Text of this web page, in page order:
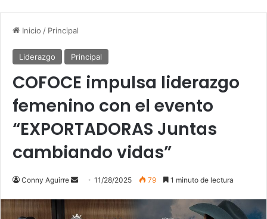
Inicio / Principal
Liderazgo Principal
COFOCE impulsa liderazgo
femenino con el evento
“EXPORTADORAS Juntas
cambiando vidas”
Conny Aguirre
Send
email
11/28/2025 79 1 minuto de lectura